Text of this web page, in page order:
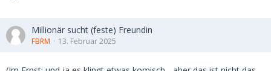
Millionär sucht (feste) Freundin
FBRM 13. Februar 2025